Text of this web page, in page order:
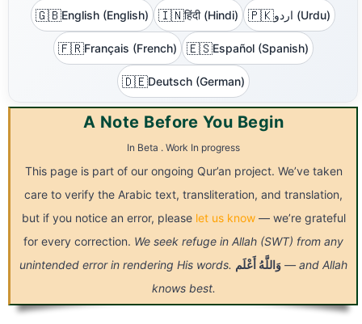
🇬🇧English (English) 🇮🇳हिंदी (Hindi) 🇵🇰 اردو (Urdu)
🇫🇷Français (French) 🇪🇸Español (Spanish)
🇩🇪Deutsch (German)
A Note Before You Begin
In Beta . Work In progress
This page is part of our ongoing Qur’an project. We’ve taken
care to verify the Arabic text, transliteration, and translation,
but if you notice an error, please let us know— we’re grateful
for every correction. We seek refuge in Allah (SWT) from any
unintended error in rendering His words.
وَاللَّهُ أَعْلَم
— and Allah
knows best.